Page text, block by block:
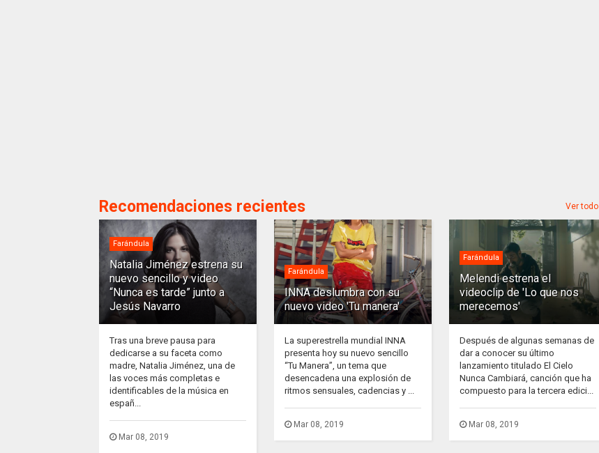
Recomendaciones recientes Ver todo
Farándula
Natalia Jiménez estrena su
nuevo sencillo y video
“Nunca es tarde” junto a
Jesús Navarro
Tras una breve pausa para
dedicarse a su faceta como
madre, Natalia Jiménez, una de
las voces más completas e
identificables de la música en
españ...
Mar 08, 2019
Farándula
INNA deslumbra con su
nuevo video 'Tu manera'
La superestrella mundial INNA
presenta hoy su nuevo sencillo
“Tu Manera”, un tema que
desencadena una explosión de
ritmos sensuales, cadencias y ...
Mar 08, 2019
Farándula
Melendi estrena el
videoclip de 'Lo que nos
merecemos'
Después de algunas semanas de
dar a conocer su último
lanzamiento titulado El Cielo
Nunca Cambiará, canción que ha
compuesto para la tercera edici...
Mar 08, 2019